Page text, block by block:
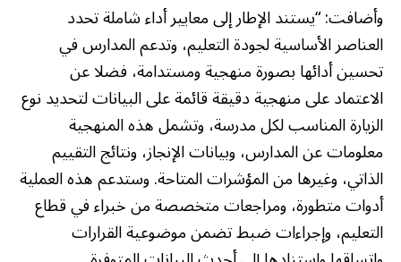
وأضافت: “يستند الإطار إلى معايير أداء شاملة تحدد
العناصر الأساسية لجودة التعليم، وتدعم المدارس في
تحسين أدائها بصورة منهجية ومستدامة، فضلا عن
الاعتماد على منهجية دقيقة قائمة على البيانات لتحديد نوع
الزيارة المناسب لكل مدرسة، وتشمل هذه المنهجية
معلومات عن المدارس، وبيانات الإنجاز، ونتائج التقييم
الذاتي، وغيرها من المؤشرات المتاحة. وستدعم هذه العملية
أدوات متطورة، ومراجعات متخصصة من خبراء في قطاع
التعليم، وإجراءات ضبط تضمن موضوعية القرارات